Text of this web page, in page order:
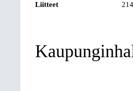
Liitteet